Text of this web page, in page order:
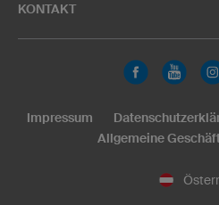
KONTAKT
Impressum
Allgemeine